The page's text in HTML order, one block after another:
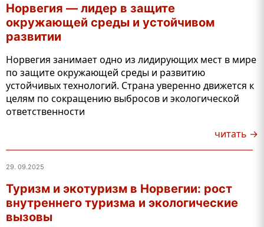
Норвегия — лидер в защите
окружающей среды и устойчивом
развитии
Норвегия занимает одно из лидирующих мест в мире
по защите окружающей среды и развитию
устойчивых технологий. Страна уверенно движется к
целям по сокращению выбросов и экологической
ответственности
читать →
29. 09.2025
Туризм и экотуризм в Норвегии: рост
внутреннего туризма и экологические
вызовы